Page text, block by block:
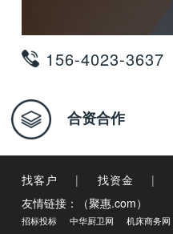
156-4023-3637
合资合作
找客户 | 找资金 |
友情链接：（聚惠.com）
招标投标 中华厨卫网 机床商务网